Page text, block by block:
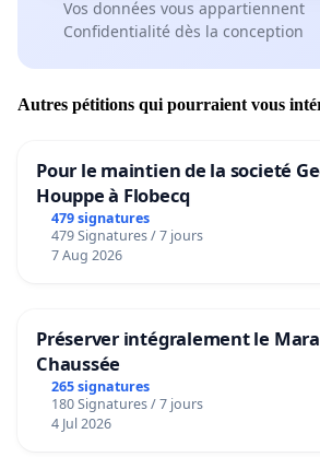
au détriment de tout le reste.
réputé pour donner de bons
Lors de concours, toutes
on jamais vu un Juge-
En R.E et N.E, l'APPRECIATION DU
être le résultat de plusieurs
(Juges SCC), comme cela se fait dans
B) sur présentation d'un
n'importe quelle discipline
obéissance, pistage,
Vos données vous appartiennent
Confidentialité dès la conception
Autres pétitions qui pourraient vous
Pour le maintien de la societé
Houppe à Flobecq
479 signatures
479 Signatures / 7 jours
7 Aug 2026
Préserver intégralement le
Chaussée
265 signatures
180 Signatures / 7 jours
4 Jul 2026